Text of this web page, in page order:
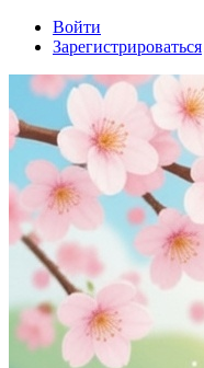
Войти
Зарегистрироваться